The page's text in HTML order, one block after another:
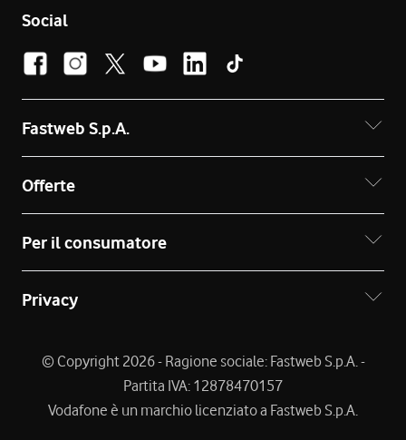
Social
Fastweb S.p.A.
Offerte
Per il consumatore
Privacy
© Copyright 2026 - Ragione sociale: Fastweb S.p.A. -
Partita IVA: 12878470157
Vodafone è un marchio licenziato a Fastweb S.p.A.